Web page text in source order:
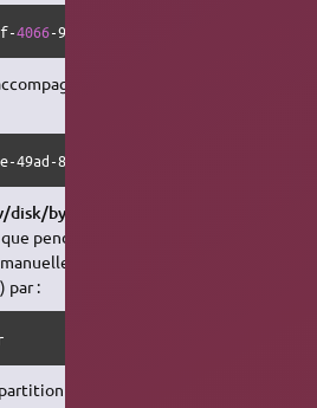
4066-91c4-8a33197e1284
d'autres options)
49ad-8b93-a92b5d2e53a0
disk/by-uuid/
pendant le démarrage.
(si vous ne voulez pas
par :
: